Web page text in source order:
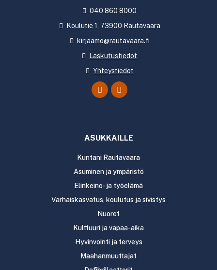
040 860 8000
Koulutie 1, 73900 Rautavaara
kirjaamo@rautavaara.fi
Laskutustiedot
Yhteystiedot
ASUKKAILLE
Kuntani Rautavaara
Asuminen ja ympäristö
Elinkeino- ja työelämä
Varhaiskasvatus, koulutus ja sivistys
Nuoret
Kulttuuri ja vapaa-aika
Hyvinvointi ja terveys
Maahanmuuttajat